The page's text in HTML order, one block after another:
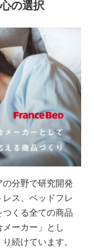
の選択
分野で研究開発
ス、ベッドフレ
くる全ての商品
ーカー」とし
続けています。